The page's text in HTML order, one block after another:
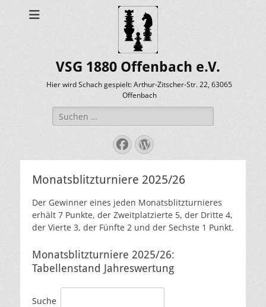
VSG 1880 Offenbach e.V.
Hier wird Schach gespielt: Arthur-Zitscher-Str. 22, 63065
Offenbach
Suche
nach:
Facebook
WordPress
Monatsblitzturniere 2025/26
Der Gewinner eines jeden Monatsblitzturnieres
erhält 7 Punkte, der Zweitplatzierte 5, der Dritte 4,
der Vierte 3, der Fünfte 2 und der Sechste 1 Punkt.
Monatsblitzturniere 2025/26:
Tabellenstand Jahreswertung
Suche